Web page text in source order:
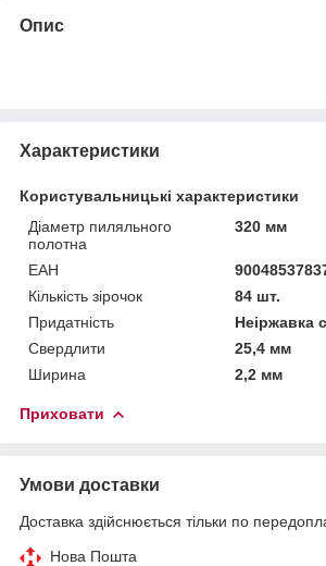
Опис
Характеристики
Користувальницькі характеристики
Діаметр пиляльного
полотна
320 мм
ЕАН
Кількість зірочок
84 шт.
Придатність
Неіржавка
Свердлити
25,4 мм
Ширина
2,2 мм
Приховати
Умови доставки
Доставка здійснюється тільки по
Нова Пошта